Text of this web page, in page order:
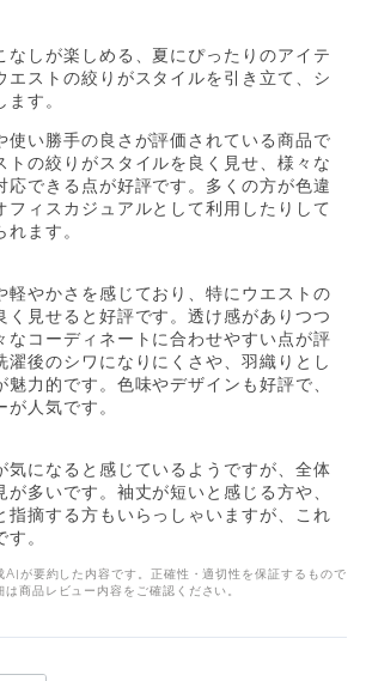
なしが楽しめる、夏にぴったりのアイテ
エストの絞りがスタイルを引き立て、シ
す。
使い勝手の良さが評価されている商品で
トの絞りがスタイルを良く見せ、様々な
応できる点が好評です。多くの方が色違
フィスカジュアルとして利用したりして
ます。
軽やかさを感じており、特にウエストの
く見せると好評です。透け感がありつつ
なコーディネートに合わせやすい点が評
濯後のシワになりにくさや、羽織りとし
魅力的です。色味やデザインも好評で、
人気です。
気になると感じているようですが、全体
が多いです。袖丈が短いと感じる方や、
指摘する方もいらっしゃいますが、これ
。
AIが要約した内容です。正確性・適切性を保証するもので
商品レビュー内容をご確認ください。